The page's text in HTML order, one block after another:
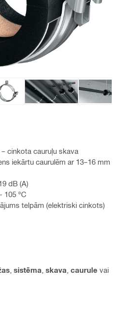
cinkota cauruļu skava
iekārtu caurulēm ar 13–16 mm
dB (A)
105 °C
telpām (elektriski cinkots)
sistēma skava caurule vai